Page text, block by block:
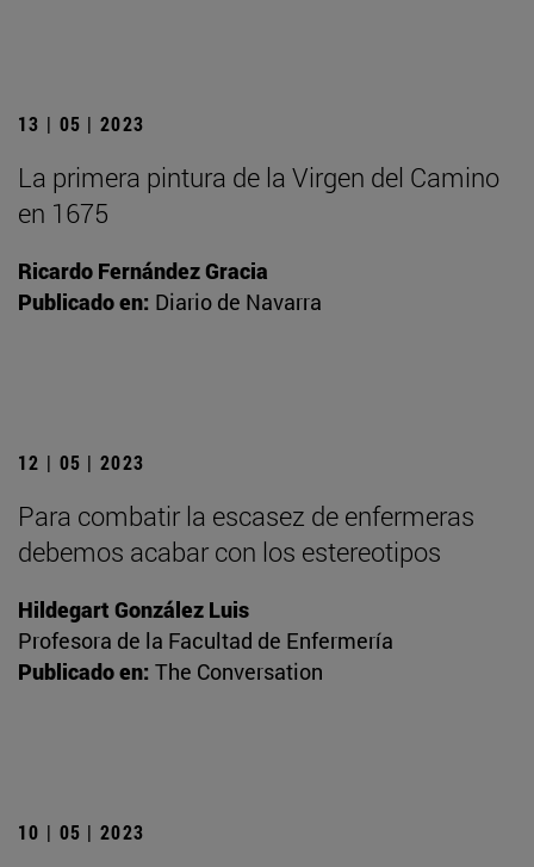
13 | 05 | 2023
La primera pintura de la Virgen del Camino
en 1675
Ricardo Fernández Gracia
Publicado en: Diario de Navarra
12 | 05 | 2023
Para combatir la escasez de enfermeras
debemos acabar con los estereotipos
Hildegart González Luis
Profesora de la Facultad de Enfermería
Publicado en: The Conversation
10 | 05 | 2023